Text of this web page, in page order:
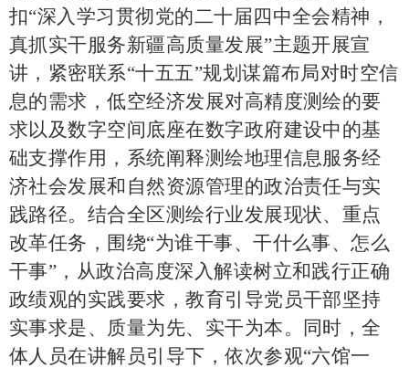
扣“深入学习贯彻党的二十届四中全会精神，
真抓实干服务新疆高质量发展”主题开展宣
讲，紧密联系“十五五”规划谋篇布局对时空信
息的需求，低空经济发展对高精度测绘的要
求以及数字空间底座在数字政府建设中的基
础支撑作用，系统阐释测绘地理信息服务经
济社会发展和自然资源管理的政治责任与实
践路径。结合全区测绘行业发展现状、重点
改革任务，围绕“为谁干事、干什么事、怎么
干事”，从政治高度深入解读树立和践行正确
政绩观的实践要求，教育引导党员干部坚持
实事求是、质量为先、实干为本。同时，全
体人员在讲解员引导下，依次参观“六馆一